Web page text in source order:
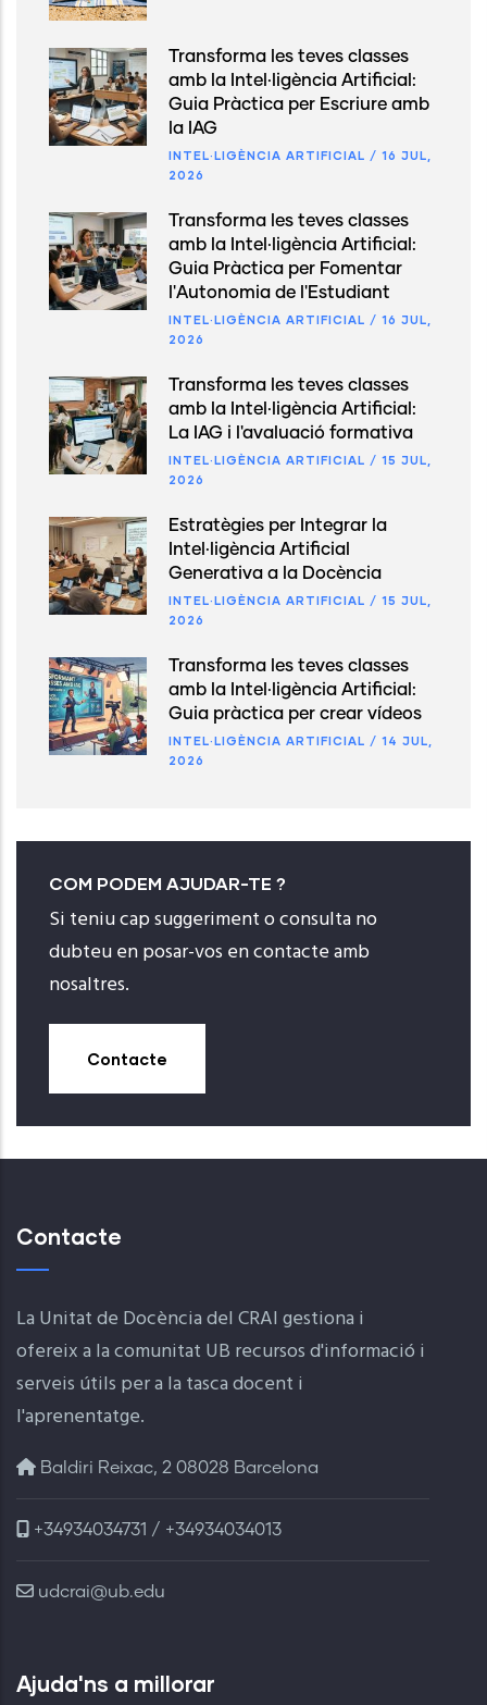
Transforma les teves classes
amb la Intel·ligència Artificial:
Guia Pràctica per Escriure amb
la IAG
INTEL·LIGÈNCIA ARTIFICIAL / 16 JUL,
2026
Transforma les teves classes
amb la Intel·ligència Artificial:
Guia Pràctica per Fomentar
l'Autonomia de l'Estudiant
INTEL·LIGÈNCIA ARTIFICIAL / 16 JUL,
2026
Transforma les teves classes
amb la Intel·ligència Artificial:
La IAG i l'avaluació formativa
INTEL·LIGÈNCIA ARTIFICIAL / 15 JUL,
2026
Estratègies per Integrar la
Intel·ligència Artificial
Generativa a la Docència
INTEL·LIGÈNCIA ARTIFICIAL / 15 JUL,
2026
Transforma les teves classes
amb la Intel·ligència Artificial:
Guia pràctica per crear vídeos
INTEL·LIGÈNCIA ARTIFICIAL / 14 JUL,
2026
COM PODEM AJUDAR-TE ?
Si teniu cap suggeriment o consulta no
dubteu en posar-vos en contacte amb
nosaltres.
Contacte
Contacte
La Unitat de Docència del CRAI gestiona i
ofereix a la comunitat UB recursos d'informació i
serveis útils per a la tasca docent i
l'aprenentatge.
Baldiri Reixac, 2 08028 Barcelona
+34934034731 / +34934034013
udcrai@ub.edu
Ajuda'ns a millorar